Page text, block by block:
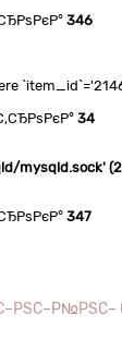
346
34
mysqld.sock'
347